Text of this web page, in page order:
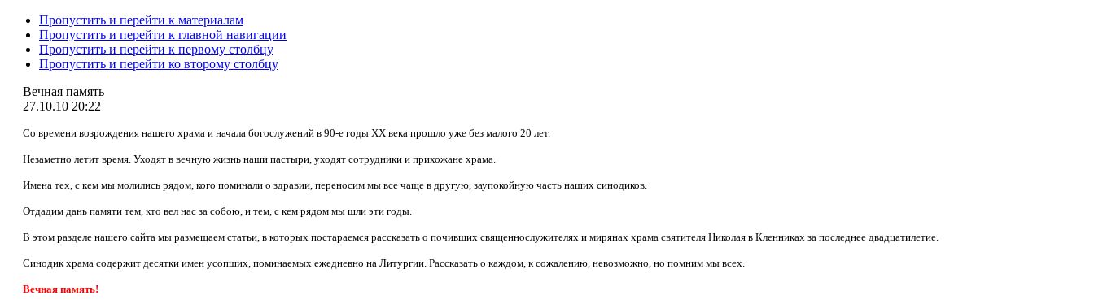
Пропустить и перейти к материалам
Пропустить и перейти к главной навигации
Пропустить и перейти к первому столбцу
Пропустить и перейти ко второму столбцу
Вечная память
27.10.10 20:22
Со времени возрождения нашего храма и начала богослужений в 90-е годы ХХ века прошло уже без малого 20 лет.
Незаметно летит время. Уходят в вечную жизнь наши пастыри, уходят сотрудники и прихожане храма.
Имена тех, с кем мы молились рядом, кого поминали о здравии, переносим мы все чаще в другую, заупокойную часть наших синодиков.
Отдадим дань памяти тем, кто вел нас за собою, и тем, с кем рядом мы шли эти годы.
В этом разделе нашего сайта мы размещаем статьи, в которых постараемся рассказать о почивших священнослужителях и мирянах храма святителя Николая в Кленниках за последнее двадцатилетие.
Синодик храма содержит десятки имен усопших, поминаемых ежедневно на Литургии. Рассказать о каждом, к сожалению, невозможно, но помним мы всех.
Вечная память!